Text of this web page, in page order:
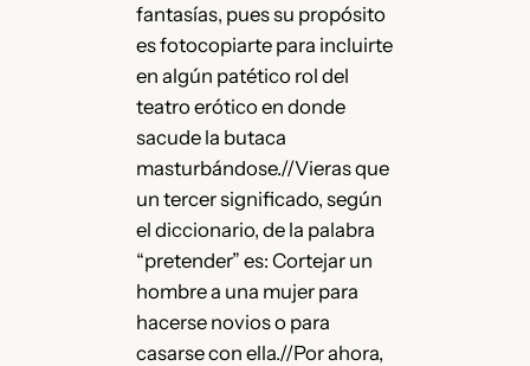
fantasías, pues su propósito
es fotocopiarte para incluirte
en algún patético rol del
teatro erótico en donde
sacude la butaca
masturbándose.//Vieras que
un tercer significado, según
el diccionario, de la palabra
“pretender” es: Cortejar un
hombre a una mujer para
hacerse novios o para
casarse con ella.//Por ahora,